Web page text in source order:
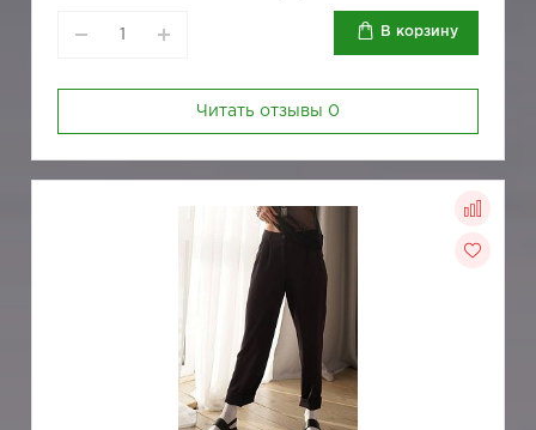
В корзину
Читать отзывы 0